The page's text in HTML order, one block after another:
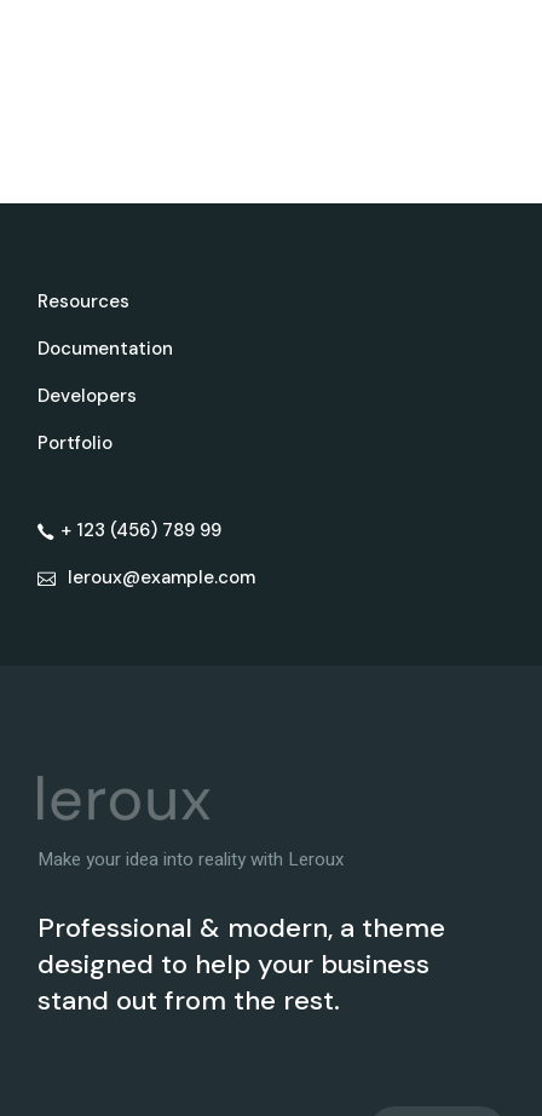
Resources
Documentation
Developers
Portfolio
+ 123 (456) 789 99
leroux@example.com
Make your idea into reality with Leroux
Professional & modern, a theme
designed to help your business
stand out from the rest.